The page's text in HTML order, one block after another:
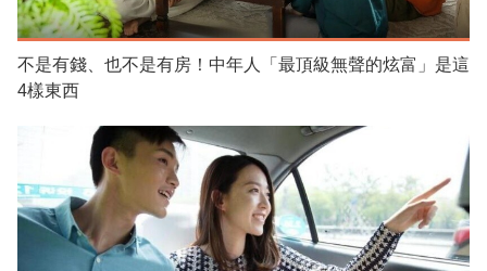
不是有錢、也不是有房！中年人「最頂級無聲的炫富」是這
4樣東西